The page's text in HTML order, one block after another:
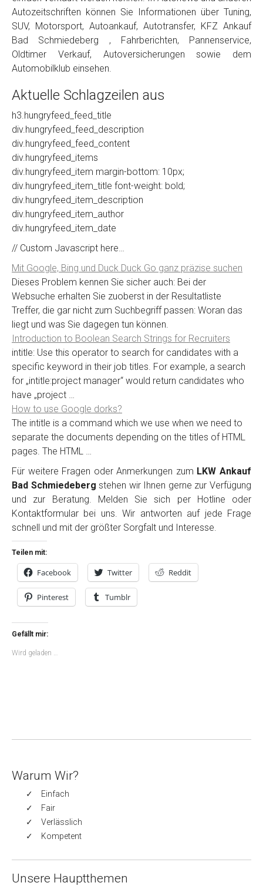
Autozeitschriften können Sie Informationen über Tuning,
SUV, Motorsport, Autoankauf, Autotransfer, KFZ Ankauf
Bad Schmiedeberg , Fahrberichten, Pannenservice,
Oldtimer Verkauf, Autoversicherungen sowie dem
Automobilklub einsehen.
Aktuelle Schlagzeilen aus
h3.hungryfeed_feed_title
div.hungryfeed_feed_description
div.hungryfeed_feed_content
div.hungryfeed_items
div.hungryfeed_item margin-bottom: 10px;
div.hungryfeed_item_title font-weight: bold;
div.hungryfeed_item_description
div.hungryfeed_item_author
div.hungryfeed_item_date
// Custom Javascript here…
Mit Google, Bing und Duck Duck Go ganz präzise suchen
Dieses Problem kennen Sie sicher auch: Bei der
Websuche erhalten Sie zuoberst in der Resultatliste
Treffer, die gar nicht zum Suchbegriff passen: Woran das
liegt und was Sie dagegen tun können.
Introduction to Boolean Search Strings for Recruiters
intitle: Use this operator to search for candidates with a
specific keyword in their job titles. For example, a search
for „intitle:project manager“ would return candidates who
have „project …
How to use Google dorks?
The intitle is a command which we use when we need to
separate the documents depending on the titles of HTML
pages. The HTML …
Für weitere Fragen oder Anmerkungen zum LKW Ankauf
Bad Schmiedebergstehen wir Ihnen gerne zur Verfügung
und zur Beratung. Melden Sie sich per Hotline oder
Kontaktformular bei uns. Wir antworten auf jede Frage
schnell und mit der größter Sorgfalt und Interesse.
Teilen mit:
Facebook Twitter Reddit
Pinterest Tumblr
Gefällt mir:
Wird geladen …
Warum Wir?
Einfach
Fair
Verlässlich
Kompetent
Unsere Hauptthemen